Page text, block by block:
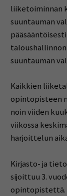
liiketoiminnan
suuntauman
suuntauman
Kaikkien
opintopisteen
noin viiden
viikossa
harjoittelun
Kirjasto- ja
sijoittuu 3.
opintopistettä.